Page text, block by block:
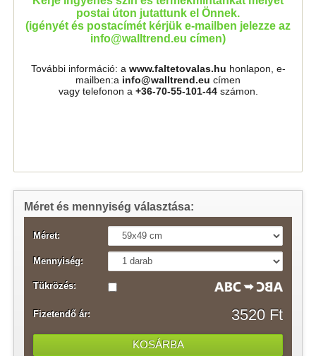
postai úton jutattunk el Önnek.
(igényét és postacímét kérjük e-mailben jelezze az
info@walltrend.eu címen)
További információ: a www.faltetovalas.hu honlapon, e-
mailben:a info@walltrend.eu címen
vagy telefonon a +36-70-55-101-44számon.
Méret és mennyiség választása:
Méret:
Mennyiség:
Tükrözés:
Fizetendő ár: 3520 Ft